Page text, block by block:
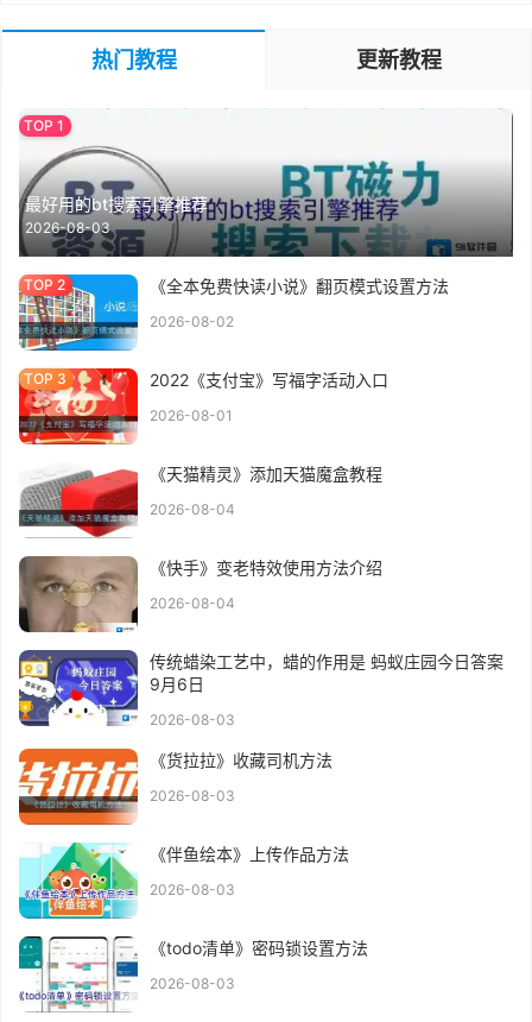
热门教程 更新教程
最好用的bt搜索引擎推荐
2026-08-03
《全本免费快读小说》翻页模式设置方法
2026-08-02
2022《支付宝》写福字活动入口
2026-08-01
《天猫精灵》添加天猫魔盒教程
2026-08-04
《快手》变老特效使用方法介绍
2026-08-04
传统蜡染工艺中，蜡的作用是 蚂蚁庄园今日答案
9月6日
2026-08-03
《货拉拉》收藏司机方法
2026-08-03
《伴鱼绘本》上传作品方法
2026-08-03
《todo清单》密码锁设置方法
2026-08-03